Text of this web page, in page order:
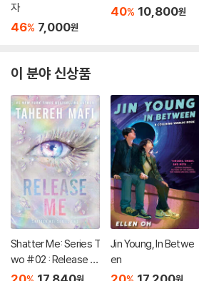
자
46% 7,000원
40% 10,800원
이 분야 신상품
Shatter Me: Series T
wo #02 : Release M
e
Jin Young, In Betwe
en